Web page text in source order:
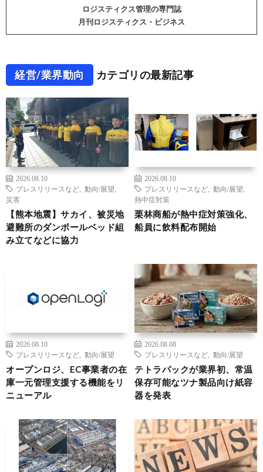
ロジスティクス管理の専門誌
月刊ロジスティクス・ビジネス
経営/業界動向 カテゴリの最新記事
2026.08.10
プレスリリースなど
動向/展望
災害
【熊本地震】サカイ、被災地
避難所のダンボールベッド組
み立てなどに協力
2026.08.10
プレスリリースなど
動向/展望
熱中症対策
栗林商船が熱中症対策強化、
船員に飲料配布開始
2026.08.10
プレスリリースなど
動向/展望
オープンロジ、EC事業者の在
庫一元管理支援する機能をリ
ニューアル
2026.08.08
プレスリリースなど
動向/展望
テトラパックが業界初、常温
保存可能なツナ製品向け紙容
器を発表